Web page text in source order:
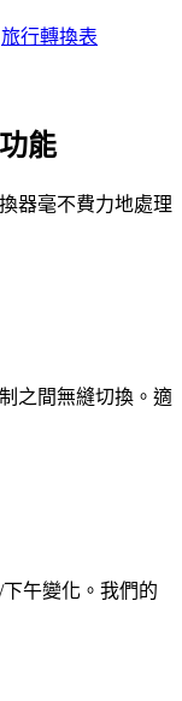
旅行轉換表
能
器毫不費力地處理
之間無縫切換。適
午變化。我們的